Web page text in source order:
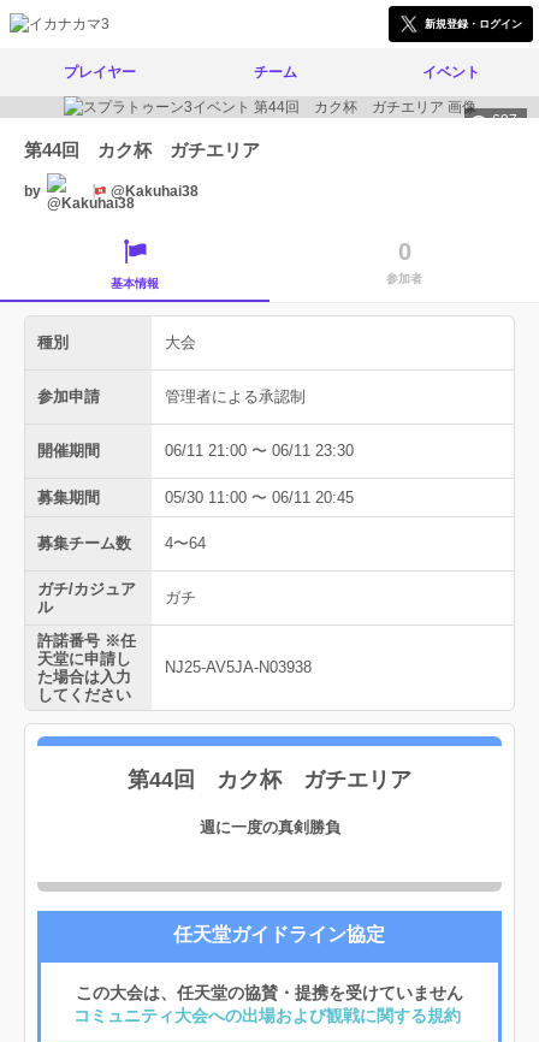
新規登録・ログイン
プレイヤー チーム イベント
697
第44回 カク杯 ガチエリア
by @Kakuhai38
基本情報
0
参加者
種別 大会
参加申請 管理者による承認制
開催期間 06/11 21:00 〜 06/11 23:30
募集期間 05/30 11:00 〜 06/11 20:45
募集チーム数 4〜64
ガチ/カジュア
ル
ガチ
許諾番号 ※任
天堂に申請し
た場合は入力
してください
NJ25-AV5JA-N03938
第44回 カク杯 ガチエリア
週に一度の真剣勝負
任天堂ガイドライン協定
この大会は、任天堂の協賛・提携を受けていません
コミュニティ大会への出場および観戦に関する規約